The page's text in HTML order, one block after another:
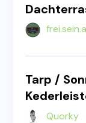
Tarp /
Quorky